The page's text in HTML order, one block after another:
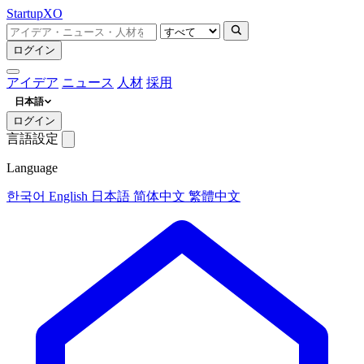
StartupXO
ログイン
アイデア ニュース 人材 採用
日本語
ログイン
言語設定
Language
한국어 English 日本語 简体中文 繁體中文